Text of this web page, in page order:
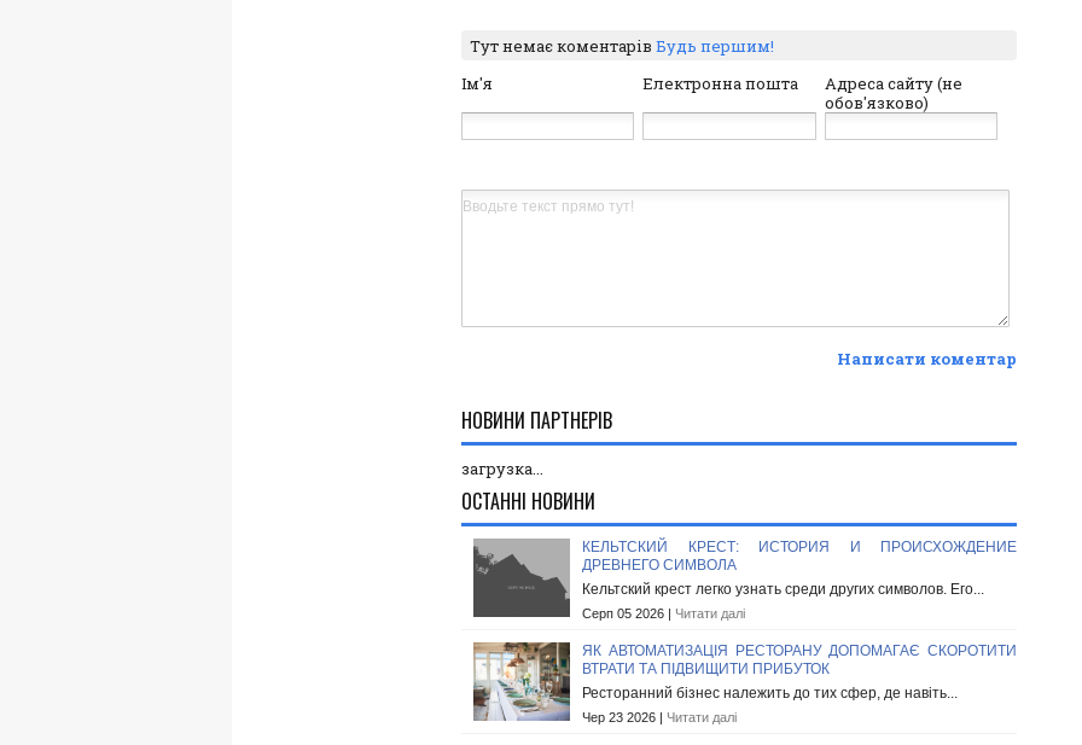
Тут немає коментарів Будь першим!
Ім'я
Електронна пошта
Адреса сайту (не
обов'язково)
Написати коментар
НОВИНИ ПАРТНЕРІВ
загрузка...
ОСТАННІ НОВИНИ
КЕЛЬТСКИЙ КРЕСТ: ИСТОРИЯ И ПРОИСХОЖДЕНИЕ
ДРЕВНЕГО СИМВОЛА
Кельтский крест легко узнать среди других символов. Его...
Серп 05 2026 | Читати далі
ЯК АВТОМАТИЗАЦІЯ РЕСТОРАНУ ДОПОМАГАЄ СКОРОТИТИ
ВТРАТИ ТА ПІДВИЩИТИ ПРИБУТОК
Ресторанний бізнес належить до тих сфер, де навіть...
Чер 23 2026 | Читати далі